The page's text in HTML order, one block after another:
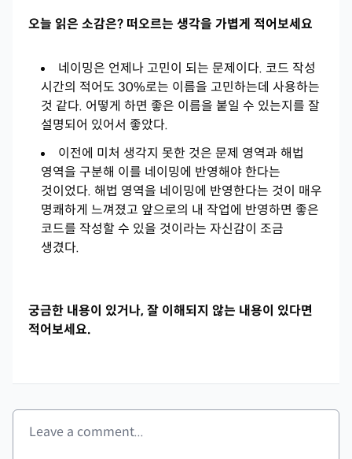
오늘 읽은 소감은? 떠오르는 생각을 가볍게 적어보세요
네이밍은 언제나 고민이 되는 문제이다. 코드 작성
시간의 적어도 30%로는 이름을 고민하는데 사용하는
것 같다. 어떻게 하면 좋은 이름을 붙일 수 있는지를 잘
설명되어 있어서 좋았다.
이전에 미처 생각지 못한 것은 문제 영역과 해법
영역을 구분해 이를 네이밍에 반영해야 한다는
것이었다. 해법 영역을 네이밍에 반영한다는 것이 매우
명쾌하게 느껴졌고 앞으로의 내 작업에 반영하면 좋은
코드를 작성할 수 있을 것이라는 자신감이 조금
생겼다.
궁금한 내용이 있거나, 잘 이해되지 않는 내용이 있다면
적어보세요.